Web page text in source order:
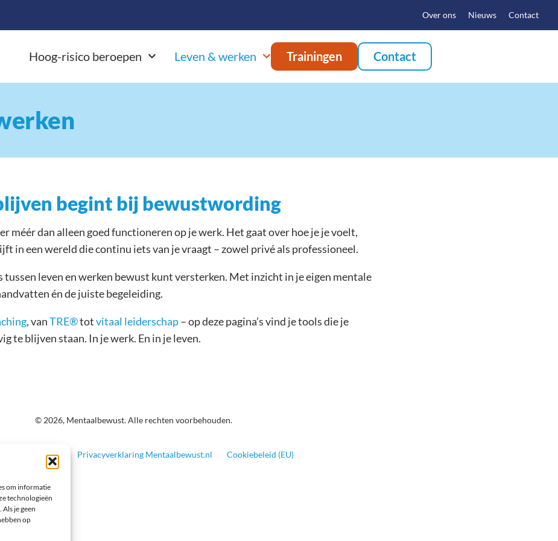
om informatie
technologieën
je geen
op
Over ons Nieuws Contact
Hoog-risico beroepen Leven & werken Trainingen Contact
begint bij bewustwording
méér dan alleen goed functioneren op je werk. Het gaat over hoe je je voelt,
in een wereld die continu iets van je vraagt – zowel privé als professioneel.
tussen leven en werken bewust kunt versterken. Met inzicht in je eigen mentale
én de juiste begeleiding.
, vanTRE®totvitaal leiderschap– op deze pagina’s vind je tools die je
te blijven staan. In je werk. En in je leven.
© 2026, Mentaalbewust. Alle rechten voorbehouden.
voorwaarden Privacyverklaring Mentaalbewust.nl Cookiebeleid (EU)